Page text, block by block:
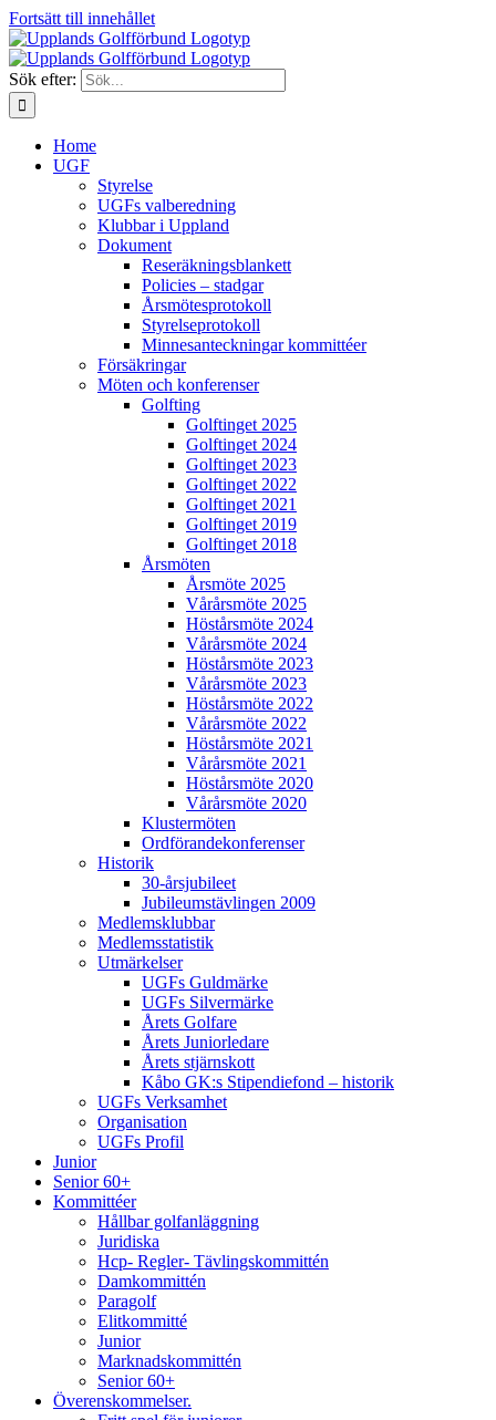
Fortsätt till innehållet
Sök efter:
Home
UGF
Styrelse
UGFs valberedning
Klubbar i Uppland
Dokument
Reseräkningsblankett
Policies – stadgar
Årsmötesprotokoll
Styrelseprotokoll
Minnesanteckningar kommittéer
Försäkringar
Möten och konferenser
Golfting
Golftinget 2025
Golftinget 2024
Golftinget 2023
Golftinget 2022
Golftinget 2021
Golftinget 2019
Golftinget 2018
Årsmöten
Årsmöte 2025
Vårårsmöte 2025
Höstårsmöte 2024
Vårårsmöte 2024
Höstårsmöte 2023
Vårårsmöte 2023
Höstårsmöte 2022
Vårårsmöte 2022
Höstårsmöte 2021
Vårårsmöte 2021
Höstårsmöte 2020
Vårårsmöte 2020
Klustermöten
Ordförandekonferenser
Historik
30-årsjubileet
Jubileumstävlingen 2009
Medlemsklubbar
Medlemsstatistik
Utmärkelser
UGFs Guldmärke
UGFs Silvermärke
Årets Golfare
Årets Juniorledare
Årets stjärnskott
Kåbo GK:s Stipendiefond – historik
UGFs Verksamhet
Organisation
UGFs Profil
Junior
Senior 60+
Kommittéer
Hållbar golfanläggning
Juridiska
Hcp- Regler- Tävlingskommittén
Damkommittén
Paragolf
Elitkommitté
Junior
Marknadskommittén
Senior 60+
Överenskommelser.